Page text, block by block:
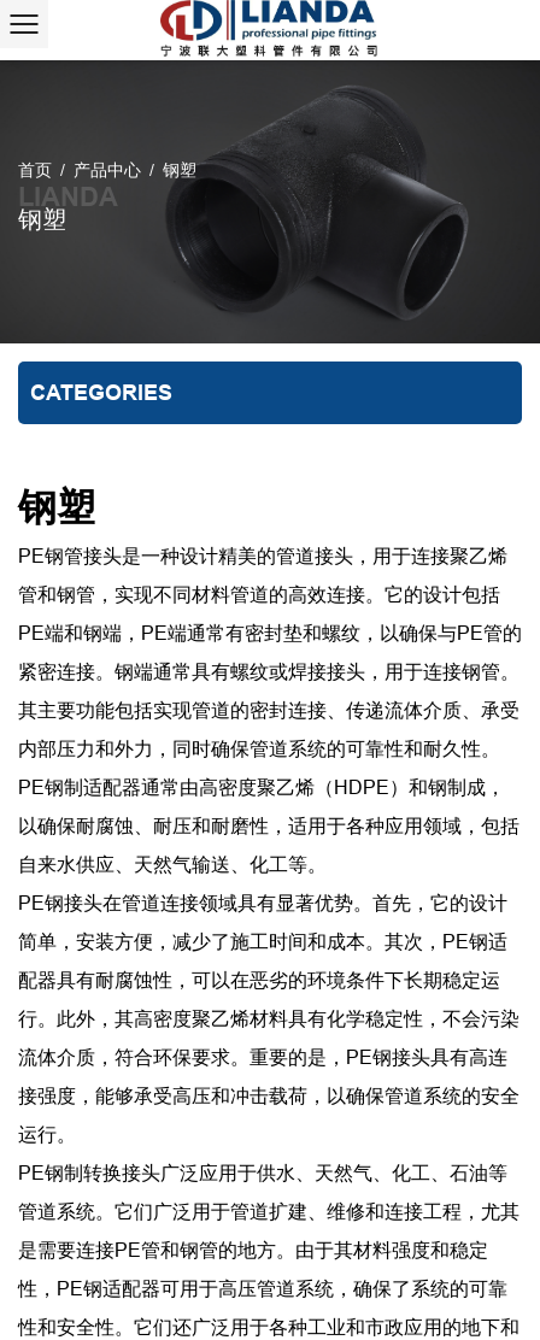
首页 / 产品中心 / 钢塑
钢塑
CATEGORIES
钢塑
PE钢管接头是一种设计精美的管道接头，用于连接聚乙烯
管和钢管，实现不同材料管道的高效连接。它的设计包括
PE端和钢端，PE端通常有密封垫和螺纹，以确保与PE管的
紧密连接。钢端通常具有螺纹或焊接接头，用于连接钢管。
其主要功能包括实现管道的密封连接、传递流体介质、承受
内部压力和外力，同时确保管道系统的可靠性和耐久性。
PE钢制适配器通常由高密度聚乙烯（HDPE）和钢制成，
以确保耐腐蚀、耐压和耐磨性，适用于各种应用领域，包括
自来水供应、天然气输送、化工等。
PE钢接头在管道连接领域具有显著优势。首先，它的设计
简单，安装方便，减少了施工时间和成本。其次，PE钢适
配器具有耐腐蚀性，可以在恶劣的环境条件下长期稳定运
行。此外，其高密度聚乙烯材料具有化学稳定性，不会污染
流体介质，符合环保要求。重要的是，PE钢接头具有高连
接强度，能够承受高压和冲击载荷，以确保管道系统的安全
运行。
PE钢制转换接头广泛应用于供水、天然气、化工、石油等
管道系统。它们广泛用于管道扩建、维修和连接工程，尤其
是需要连接PE管和钢管的地方。由于其材料强度和稳定
性，PE钢适配器可用于高压管道系统，确保了系统的可靠
性和安全性。它们还广泛用于各种工业和市政应用的地下和